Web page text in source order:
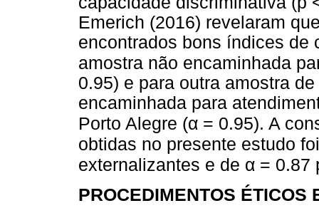
Emerich (2016) revelaram
encontrados bons índices de
amostra não encaminhada
0.95) e para outra amostra
encaminhada para
Porto Alegre (α = 0.95). A
obtidas no presente estudo
externalizantes e de α = 0.87
PROCEDIMENTOS ÉTICOS